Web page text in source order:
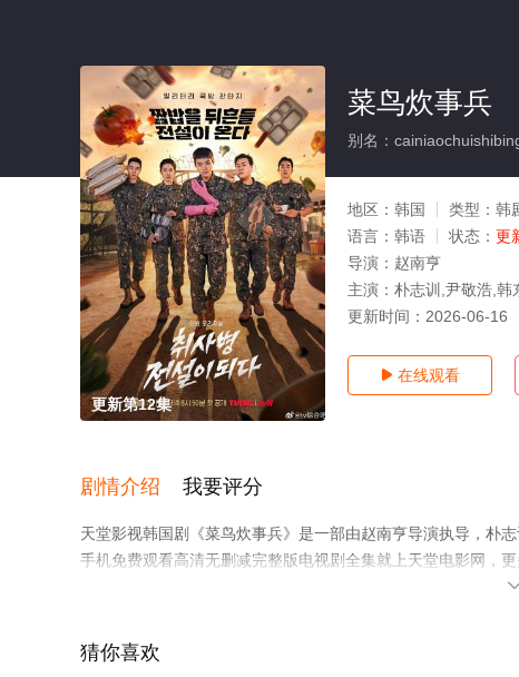
更新第12集
菜鸟炊事兵
别名：
地区： 韩国 类型： 韩
语言： 韩语 状态： 更
导演： 赵南亨
主演： 朴志训,尹敬浩,韩
更新时间： 2026-06-16
 在线观看
剧情介绍 我要评分
天堂影视韩国剧《菜鸟炊事兵》是一部由赵南亨导演执导，朴
手机免费观看高清无删减完整版电视剧全集就上天堂电影网，
。
猜你喜欢